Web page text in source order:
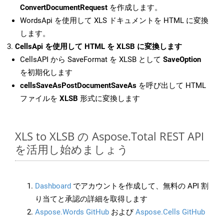
ConvertDocumentRequest を作成します。
WordsApi を使用して XLS ドキュメントを HTML に変換
します。
CellsApi を使用して HTML を XLSB に変換します
CellsAPI から SaveFormat を XLSB として SaveOption
を初期化します
cellsSaveAsPostDocumentSaveAs を呼び出して HTML
ファイルを XLSB 形式に変換します
XLS to XLSB の Aspose.Total REST API
を活用し始めましょう
Dashboard でアカウントを作成して、無料の API 割
り当てと承認の詳細を取得します
Aspose.Words GitHub およびAspose.Cells GitHub